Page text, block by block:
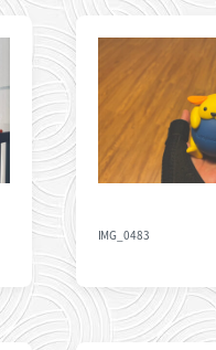
IMG_0483